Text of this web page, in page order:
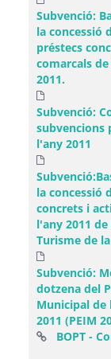
Subvenció:
la concessió
préstecs
comarcals
2011.
Subvenció:
subvencions
l'any 2011
la concessió
concrets i
l'any 2011
Turisme de
Subvenció:
dotzena del
Municipal de
2011 (PEIM
BOPT -